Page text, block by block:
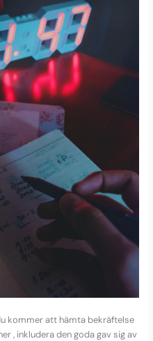
kommer att hämta bekräftelse
, inkludera den goda gav sig av